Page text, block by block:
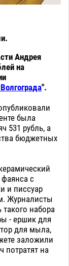
Андрея
на
".
была
531 рубль, а
бюджетных
с
и писсуар
Журналисты
набора
- ершик для
для мыла,
заложили
потратят на